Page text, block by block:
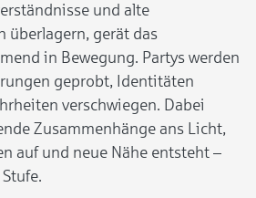
und alte
überlagern, gerät das
in Bewegung. Partys werden
geprobt, Identitäten
verschwiegen. Dabei
Zusammenhänge ans Licht,
auf und neue Nähe entsteht –